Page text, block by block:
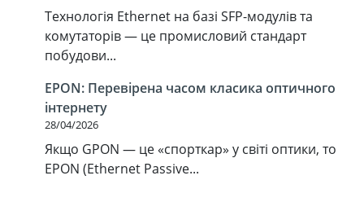
Технологія Ethernet на базі SFP-модулів та
комутаторів — це промисловий стандарт
побудови...
EPON: Перевірена часом класика оптичного
інтернету
28/04/2026
Якщо GPON — це «спорткар» у світі оптики, то
EPON (Ethernet Passive...